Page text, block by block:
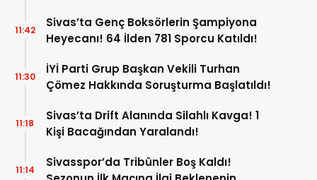
Sivas’ta Genç Boksörlerin Şampiyona
Heyecanı! 64 İlden 781 Sporcu Katıldı!
11:42
İYİ Parti Grup Başkan Vekili Turhan
Çömez Hakkında Soruşturma Başlatıldı!
11:30
Sivas’ta Drift Alanında Silahlı Kavga! 1
Kişi Bacağından Yaralandı!
11:18
Sivasspor’da Tribünler Boş Kaldı!
11:14